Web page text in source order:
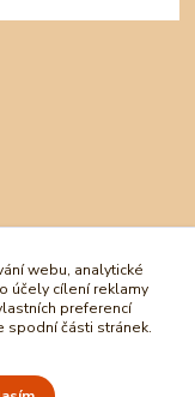
webu, analytické
účely cílení reklamy
preferencí
spodní části stránek.